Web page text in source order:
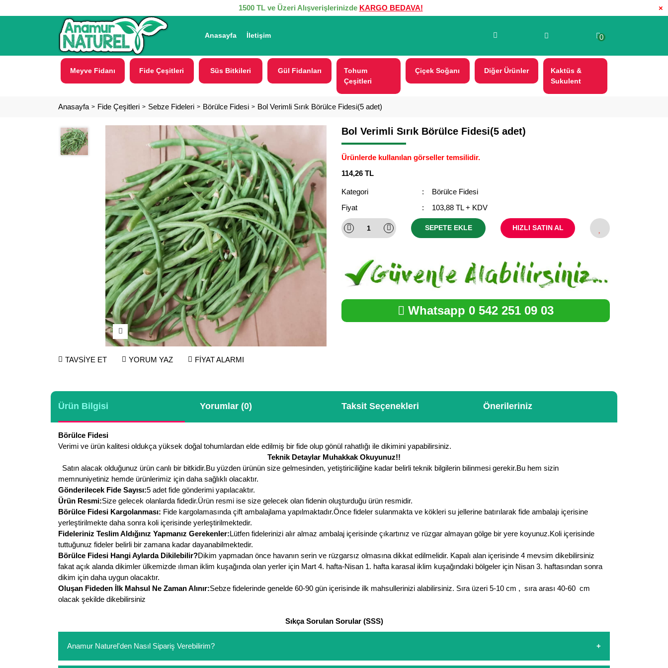
×
1500 TL ve Üzeri Alışverişlerinizde KARGO BEDAVA!
Anasayfa İletişim 0
Meyve Fidanı Fide Çeşitleri Süs Bitkileri Gül Fidanları
Tohum
Çeşitleri
Çiçek Soğanı Diğer Ürünler
Kaktüs &
Sukulent
Anasayfa Fide Çeşitleri Sebze Fideleri Börülce Fidesi Bol Verimli Sırık Börülce Fidesi(5 adet)
TAVSİYE ET YORUM YAZ FİYAT ALARMI
Bol Verimli Sırık Börülce Fidesi(5 adet)
Ürünlerde kullanılan görseller temsilidir.
114,26 TL
Kategori
Börülce Fidesi
Fiyat
103,88 TL + KDV
SEPETE EKLE HIZLI SATIN AL
Whatsapp 0 542 251 09 03
Ürün Bilgisi Yorumlar (0) Taksit Seçenekleri Önerileriniz
Börülce Fidesi
Verimi ve ürün kalitesi oldukça yüksek doğal tohumlardan elde edilmiş bir fide olup gönül rahatlığı ile dikimini yapabilirsiniz.
Teknik Detaylar Muhakkak Okuyunuz!!
Satın alacak olduğunuz ürün canlı bir bitkidir.Bu yüzden ürünün size gelmesinden, yetiştiriciliğine kadar belirli teknik bilgilerin bilinmesi gerekir.Bu hem sizin
memnuniyetiniz hemde ürünlerimiz için daha sağlıklı olacaktır.
Gönderilecek Fide Sayısı:5 adet fide gönderimi yapılacaktır.
Ürün Resmi:Size gelecek olanlarda fidedir.Ürün resmi ise size gelecek olan fidenin oluşturduğu ürün resmidir.
Börülce Fidesi Kargolanması: Fide kargolamasında çift ambalajlama yapılmaktadır.Önce fideler sulanmakta ve kökleri su jellerine batırılarak fide ambalajı içerisine
yerleştirilmekte daha sonra koli içerisinde yerleştirilmektedir.
Fideleriniz Teslim Aldığınız Yapmanız Gerekenler:Lütfen fidelerinizi alır almaz ambalaj içerisinde çıkartınız ve rüzgar almayan gölge bir yere koyunuz.Koli içerisinde
tuttuğunuz fideler belirli bir zamana kadar dayanabilmektedir.
Börülce Fidesi Hangi Aylarda Dikilebilir?Dikim yapmadan önce havanın serin ve rüzgarsız olmasına dikkat edilmelidir. Kapalı alan içerisinde 4 mevsim dikebilirsiniz
fakat açık alanda dikimler ülkemizde ılıman iklim kuşağında olan yerler için Mart 4. hafta-Nisan 1. hafta karasal iklim kuşağındaki bölgeler için Nisan 3. haftasından sonra
dikim için daha uygun olacaktır.
Oluşan Fideden İlk Mahsul Ne Zaman Alınır:Sebze fidelerinde genelde 60-90 gün içerisinde ilk mahsullerinizi alabilirsiniz. Sıra üzeri 5-10 cm , sıra arası 40-60 cm
olacak şekilde dikebilirsiniz
Sıkça Sorulan Sorular (SSS)
Anamur Naturel'den Nasıl Sipariş Verebilirim?